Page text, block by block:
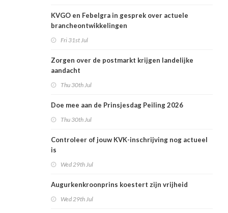
KVGO en Febelgra in gesprek over actuele
brancheontwikkelingen
Fri 31st Jul
Zorgen over de postmarkt krijgen landelijke
aandacht
Thu 30th Jul
Doe mee aan de Prinsjesdag Peiling 2026
Thu 30th Jul
Controleer of jouw KVK-inschrijving nog actueel
is
Wed 29th Jul
Augurkenkroonprins koestert zijn vrijheid
Wed 29th Jul